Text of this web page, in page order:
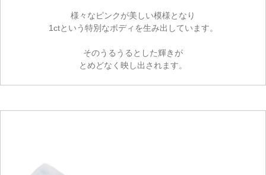
様々なピンクが美しい模様となり
1ctという特別なボディを生み出しています。
そのうるうるとした輝きが
とめどなく映し出されます。